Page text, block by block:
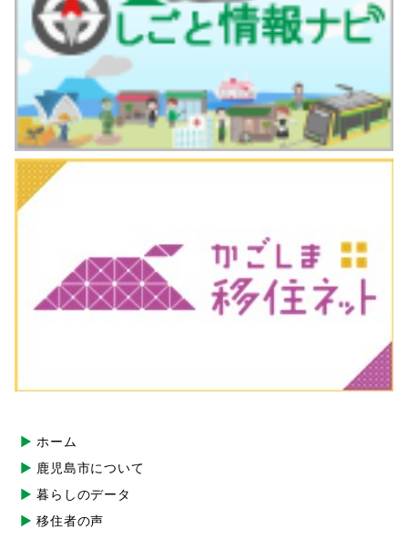
ホーム
鹿児島市について
暮らしのデータ
移住者の声